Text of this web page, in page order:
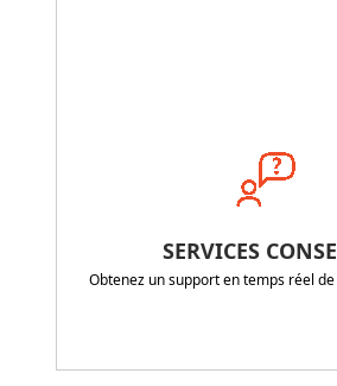
SERVICES
Obtenez un support en temps réel